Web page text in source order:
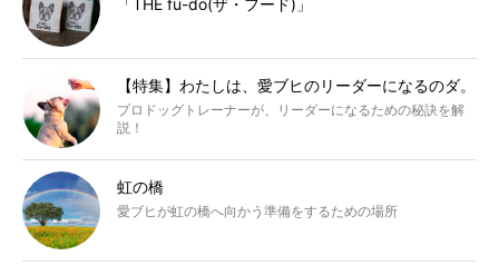
「THE fu-do(ザ・フード)」
【特集】わたしは、愛ブヒのリーダーになるのダ。
プロドッグトレーナーが、リーダーになるための秘訣を解
説！
虹の橋
愛ブヒが虹の橋へ向かう準備をするための場所